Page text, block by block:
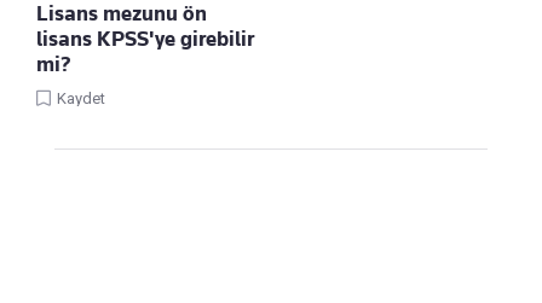
Lisans mezunu ön
lisans KPSS'ye girebilir
mi?
Kaydet